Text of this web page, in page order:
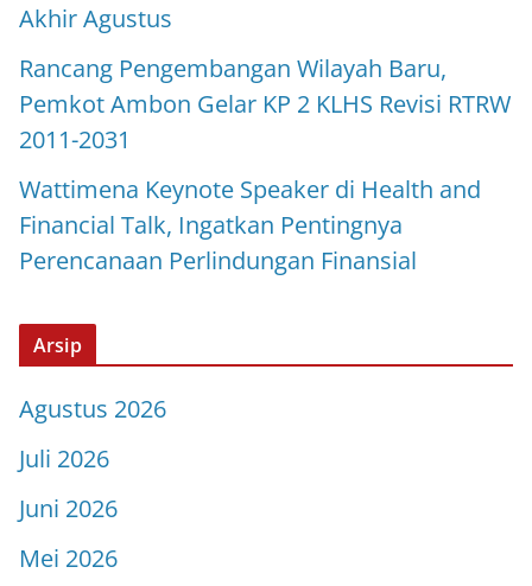
Akhir Agustus
Rancang Pengembangan Wilayah Baru,
Pemkot Ambon Gelar KP 2 KLHS Revisi RTRW
2011-2031
Wattimena Keynote Speaker di Health and
Financial Talk, Ingatkan Pentingnya
Perencanaan Perlindungan Finansial
Arsip
Agustus 2026
Juli 2026
Juni 2026
Mei 2026